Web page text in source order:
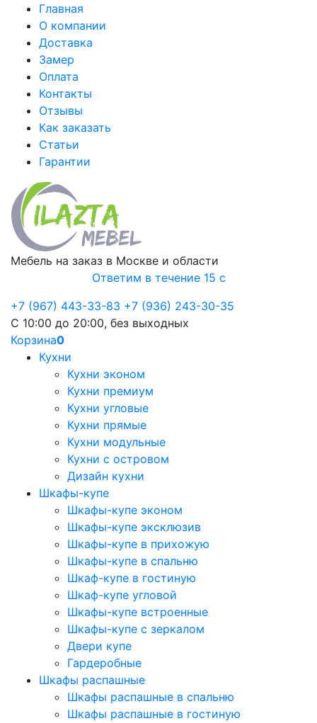
Главная
О компании
Доставка
Замер
Оплата
Контакты
Отзывы
Как заказать
Статьи
Гарантии
Мебель на заказ в Москве и области
Ответим в течение 15 с
+7 (967) 443-33-83 +7 (936) 243-30-35
С 10:00 до 20:00, без выходных
Корзина0
Кухни
Кухни эконом
Кухни премиум
Кухни угловые
Кухни прямые
Кухни модульные
Кухни с островом
Дизайн кухни
Шкафы-купе
Шкафы-купе эконом
Шкафы-купе эксклюзив
Шкафы-купе в прихожую
Шкафы-купе в спальню
Шкаф-купе в гостиную
Шкаф-купе угловой
Шкафы-купе встроенные
Шкафы-купе с зеркалом
Двери купе
Гардеробные
Шкафы распашные
Шкафы распашные в спальню
Шкафы распашные в гостиную